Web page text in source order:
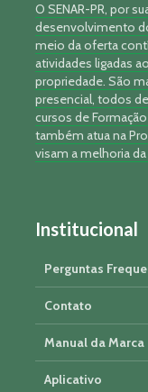
O SENAR-PR, por
desenvolvimento
meio da oferta
atividades ligadas
propriedade. São
presencial, todos
cursos de Formação
também atua na
visam a melhoria
Institucional
Perguntas
Contato
Manual da Marca
Aplicativo